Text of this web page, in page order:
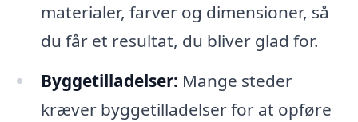
materialer, farver og dimensioner, så
du får et resultat, du bliver glad for.
Byggetilladelser: Mange steder
kræver byggetilladelser for at opføre